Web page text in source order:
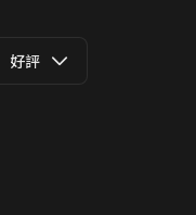
好評